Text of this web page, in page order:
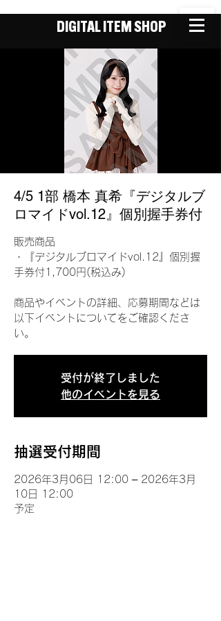
DIGITAL ITEM SHOP
4/5 1部 橋本 真希『デジタルブ
ロマイドvol.12』個別握手券付
販売商品
・『デジタルブロマイドvol.12』個別握
手券付1,700円(税込み)
商品やイベントの詳細、応募期間などは
以下イベントについてをご確認くださ
い。
受付が終了しました
他のイベントを見る
抽選受付期間
2026年3月06日 12:00 – 2026年3月
10日 12:00
予定